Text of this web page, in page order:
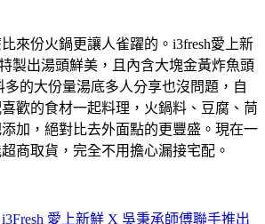
來份火鍋更讓人雀躍的。i3fresh愛上新
製出湯頭鮮美，且內含大塊金黃炸魚頭
多的大份量湯底多人分享也沒問題，自
歡的食材一起料理，火鍋料、豆腐、茼
加，絕對比去外面點的更豐盛。現在一
商取貨，完全不用擔心漏接宅配。
愛上新鮮 X 吳秉承師傅聯手推出